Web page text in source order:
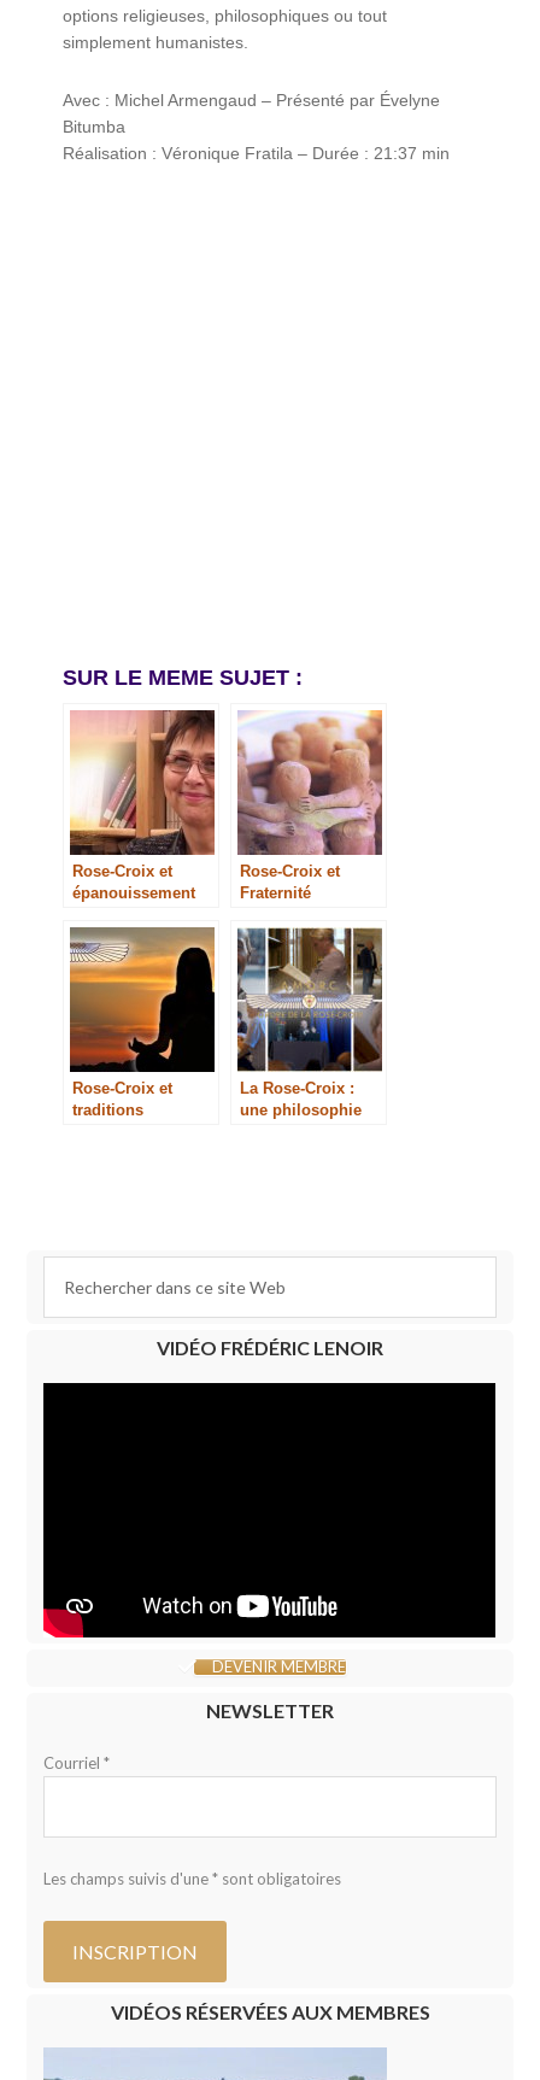
options religieuses, philosophiques ou tout
simplement humanistes.
Avec : Michel Armengaud – Présenté par Évelyne
Bitumba
Réalisation : Véronique Fratila – Durée : 21:37 min
SUR LE MEME SUJET :
Rose-Croix et
épanouissement
de la femme
Rose-Croix et
Fraternité
Rose-Croix et
traditions
La Rose-Croix :
une philosophie
VIDÉO FRÉDÉRIC LENOIR
DEVENIR MEMBRE
NEWSLETTER
Courriel *
Les champs suivis d'une * sont obligatoires
VIDÉOS RÉSERVÉES AUX MEMBRES